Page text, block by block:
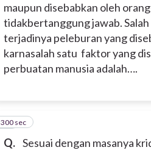
maupun disebabkan oleh
tidakbertanggung jawab.
terjadinya peleburan yang
karnasalah satu faktor yang
perbuatan manusia adalah….
Q. Sesuai dengan masanya
10
300 sec